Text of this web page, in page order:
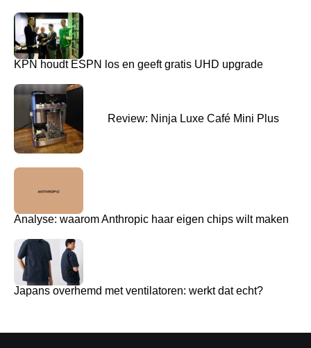
KPN houdt ESPN los en geeft gratis UHD upgrade
Review: Ninja Luxe Café Mini Plus
Analyse: waarom Anthropic haar eigen chips wilt maken
Japans overhemd met ventilatoren: werkt dat echt?